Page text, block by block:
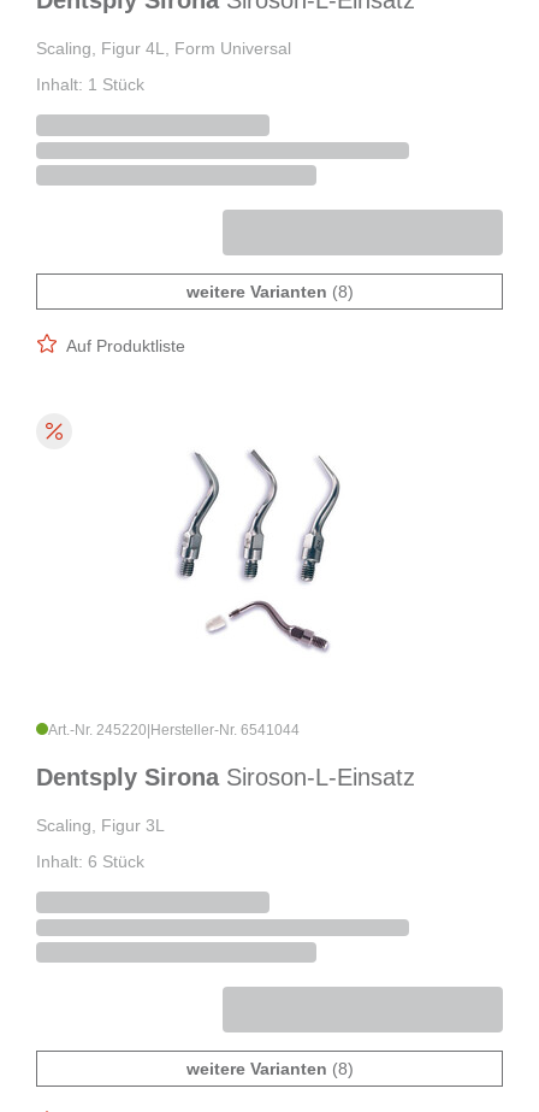
Scaling, Figur 4L, Form Universal
Inhalt: 1 Stück
weitere Varianten (8)
Auf Produktliste
Art.-Nr. 245220 Hersteller-Nr. 6541044
Dentsply Sirona Siroson-L-Einsatz
Scaling, Figur 3L
Inhalt: 6 Stück
weitere Varianten (8)